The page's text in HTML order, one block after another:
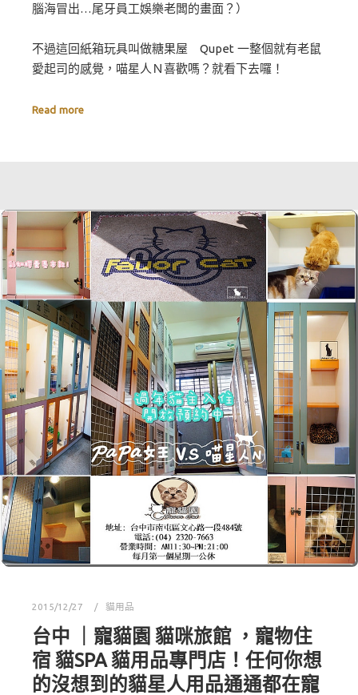
腦海冒出…尾牙員工娛樂老闆的畫面？）
不過這回紙箱玩具叫做糖果屋 Qupet 一整個就有老鼠
愛起司的感覺，喵星人Ｎ喜歡嗎？就看下去囉！
Read more
2015/12/27 貓用品
台中 ｜寵貓園 貓咪旅館 ，寵物住
宿 貓SPA 貓用品專門店！任何你想
的沒想到的貓星人用品通通都在寵